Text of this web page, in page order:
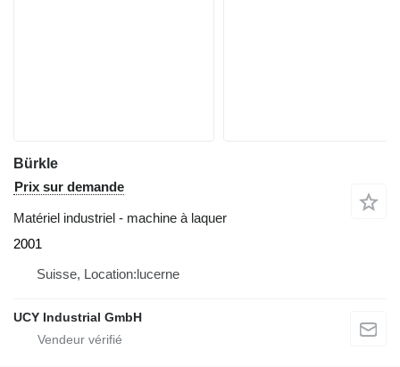
Bürkle
Prix sur demande
Matériel industriel - machine à laquer
2001
Suisse, Location:lucerne
UCY Industrial GmbH